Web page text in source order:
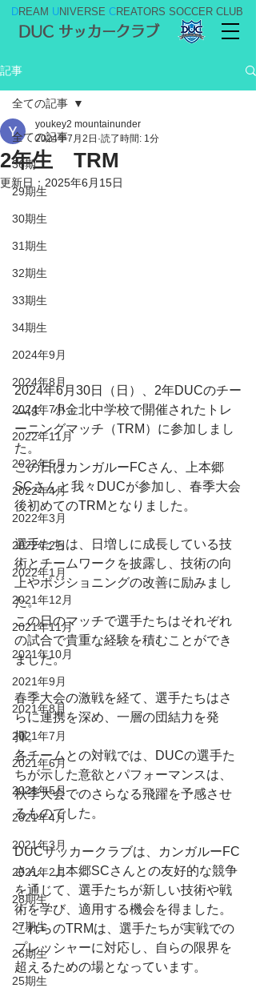
DREAM UNIVERSE CREATORS SOCCER CLUB
DUC サッカークラブ
記事
全ての記事
36期
29期生
30期生
31期生
32期生
33期生
34期生
2024年9月
2024年8月
2024年7月
2022年11月
2022年5月
2022年4月
2022年3月
2022年2月
2022年1月
2021年12月
2021年11月
2021年10月
2021年9月
2021年8月
2021年7月
2021年6月
2021年5月
2021年4月
2021年3月
2021年2月
28期生
27期生
26期生
25期生
全ての記事
2年生 TRM
youkey2 mountainunder
2024年7月2日 読了時間: 1分
更新日： 2025年6月15日
2024年6月30日（日）、2年DUCのチー
ムは、小金北中学校で開催されたトレ
ーニングマッチ（TRM）に参加しまし
た。
この日はカンガルーFCさん、上本郷
SCさんと我々DUCが参加し、春季大会
後初めてのTRMとなりました。
選手たちは、日増しに成長している技
術とチームワークを披露し、技術の向
上やポジショニングの改善に励みまし
た。
この日のマッチで選手たちはそれぞれ
の試合で貴重な経験を積むことができ
ました。
春季大会の激戦を経て、選手たちはさ
らに連携を深め、一層の団結力を発
揮。
各チームとの対戦では、DUCの選手た
ちが示した意欲とパフォーマンスは、
秋季大会でのさらなる飛躍を予感させ
るものでした。
DUCサッカークラブは、カンガルーFC
さん、上本郷SCさんとの友好的な競争
を通じて、選手たちが新しい技術や戦
術を学び、適用する機会を得ました。
これらのTRMは、選手たちが実戦での
プレッシャーに対応し、自らの限界を
超えるための場となっています。